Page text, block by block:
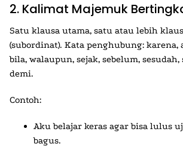
2. Kalimat Majemuk
Satu klausa utama, satu atau lebih
(subordinat). Kata penghubung: karena,
bila, walaupun, sejak, sebelum,
demi.
Contoh:
Aku belajar keras agar bisa lulus
bagus.